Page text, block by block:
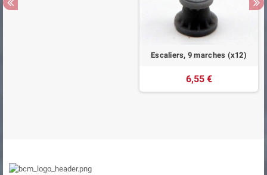
Escaliers, 9 marches (x12)
6,55 €